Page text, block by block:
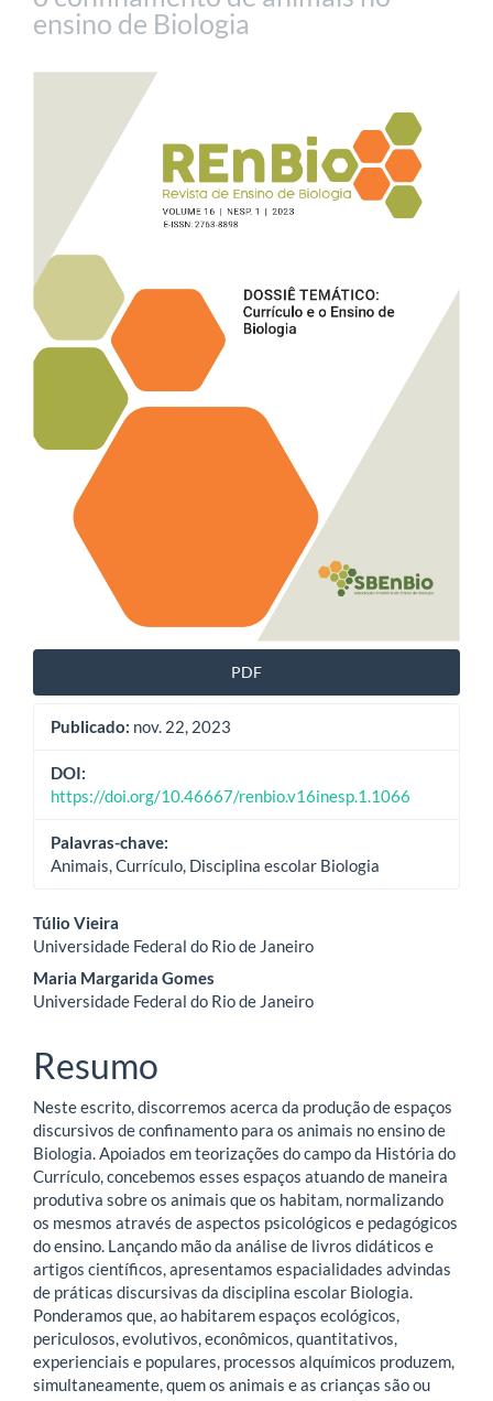
ensino de Biologia
lateral
artigos
PDF
Publicado: nov. 22, 2023
DOI:
https://doi.org/10.46667/renbio.v16inesp.1.1066
Palavras-chave:
Animais, Currículo, Disciplina escolar Biologia
Conteúdo
do
artigo
principal
Túlio Vieira
Universidade Federal do Rio de Janeiro
Maria Margarida Gomes
Universidade Federal do Rio de Janeiro
Resumo
Neste escrito, discorremos acerca da produção de espaços
discursivos de confinamento para os animais no ensino de
Biologia. Apoiados em teorizações do campo da História do
Currículo, concebemos esses espaços atuando de maneira
produtiva sobre os animais que os habitam, normalizando
os mesmos através de aspectos psicológicos e pedagógicos
do ensino. Lançando mão da análise de livros didáticos e
artigos científicos, apresentamos espacialidades advindas
de práticas discursivas da disciplina escolar Biologia.
Ponderamos que, ao habitarem espaços ecológicos,
periculosos, evolutivos, econômicos, quantitativos,
experienciais e populares, processos alquímicos produzem,
simultaneamente, quem os animais e as crianças são ou